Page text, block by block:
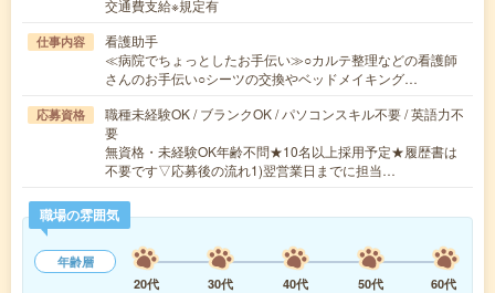
交通費支給※規定有
仕事内容
看護助手
≪病院でちょっとしたお手伝い≫○カルテ整理などの看護師
さんのお手伝い○シーツの交換やベッドメイキング…
応募資格
職種未経験OK / ブランクOK / パソコンスキル不要 / 英語力不
要
無資格・未経験OK年齢不問★10名以上採用予定★履歴書は
不要です▽応募後の流れ1)翌営業日までに担当…
職場の雰囲気
年齢層
20代
30代 40代 50代
60代